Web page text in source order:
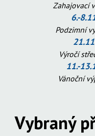
Zahajovací
6.-
Podzimní
Výročí
11.-
Vánoční
Vybraný